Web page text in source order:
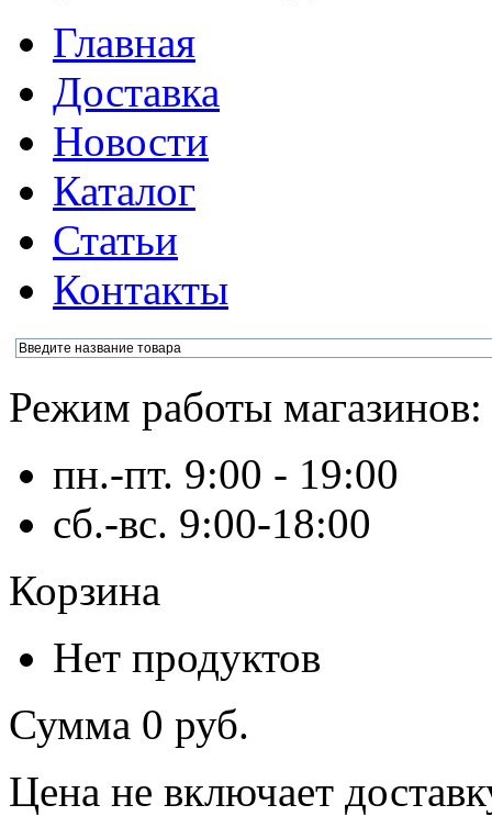
Главная
Доставка
Новости
Каталог
Статьи
Контакты
Режим работы магазинов:
пн.-пт. 9:00 - 19:00
сб.-вс. 9:00-18:00
Корзина
Нет продуктов
Сумма 0 руб.
Цена не включает